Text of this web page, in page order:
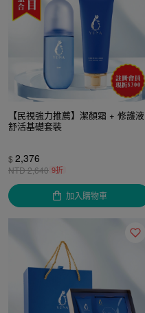
【民視強力推薦】潔顏霜 + 修護液
舒活基礎套裝
$ 2,376
NTD2,640 9折
加入購物車